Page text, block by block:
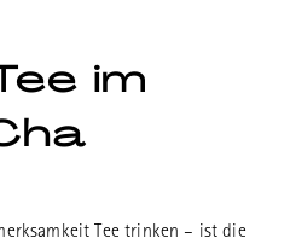
im
Tee trinken – ist die